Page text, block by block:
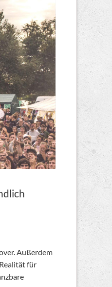
Außerdem
für